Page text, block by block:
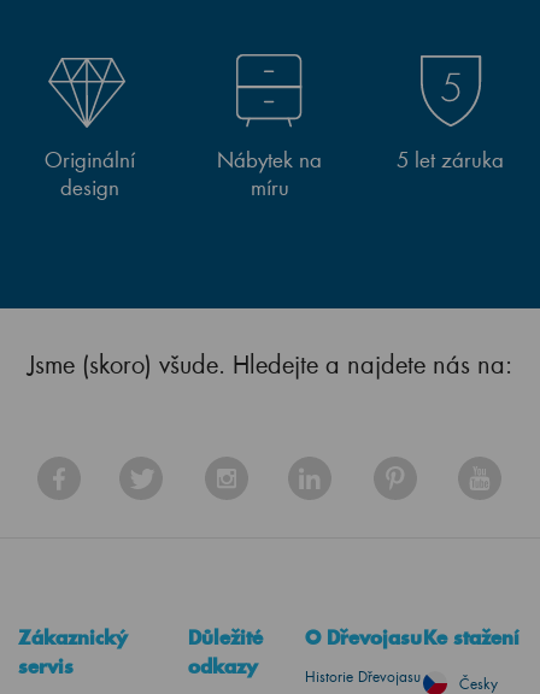
Originální
design
Nábytek na
míru
5 let záruka
Jsme (skoro) všude. Hledejte a najdete nás na:
Zákaznický
servis
Důležité
odkazy
O Dřevojasu
Historie Dřevojasu
Ke stažení
Česky